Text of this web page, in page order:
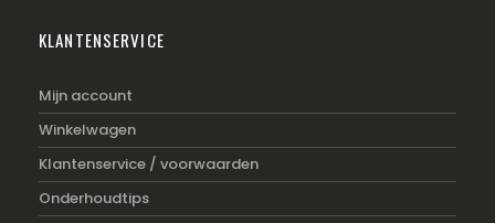
KLANTENSERVICE
Mijn account
Winkelwagen
Klantenservice / voorwaarden
Onderhoudtips